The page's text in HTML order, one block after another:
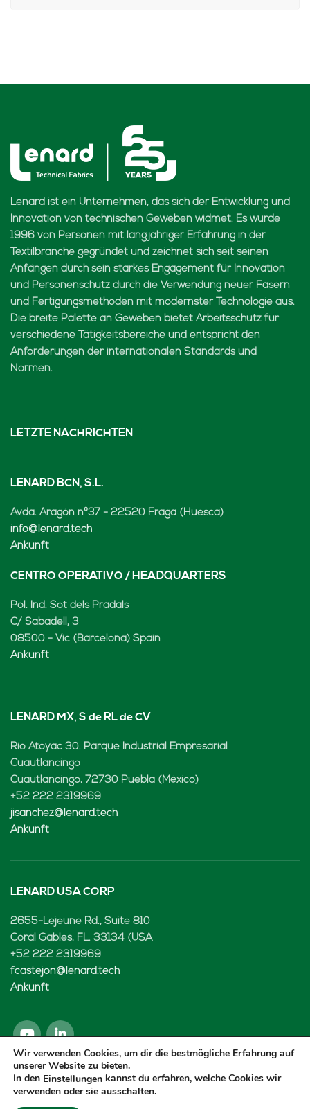
Lenard ist ein Unternehmen, das sich der Entwicklung und
Innovation von technischen Geweben widmet. Es wurde
1996 von Personen mit langjähriger Erfahrung in der
Textilbranche gegründet und zeichnet sich seit seinen
Anfängen durch sein starkes Engagement für Innovation
und Personenschutz durch die Verwendung neuer Fasern
und Fertigungsmethoden mit modernster Technologie aus.
Die breite Palette an Geweben bietet Arbeitsschutz für
verschiedene Tätigkeitsbereiche und entspricht den
Anforderungen der internationalen Standards und
Normen.
LETZTE NACHRICHTEN
LENARD BCN, S.L.
Avda. Aragón nº37 - 22520 Fraga (Huesca)
info@lenard.tech
Ankunft
CENTRO OPERATIVO / HEADQUARTERS
Pol. Ind. Sot dels Pradals
C/ Sabadell, 3
08500 - Vic (Barcelona) Spain
Ankunft
LENARD MX, S de RL de CV
Rio Atoyac 30. Parque Industrial Empresarial
Cuautlancingo
Cuautlancingo, 72730 Puebla (México)
+52 222 2319969
jisanchez@lenard.tech
Ankunft
LENARD USA CORP
2655-Lejeune Rd., Suite 810
Coral Gables, FL. 33134 (USA
+52 222 2319969
fcastejon@lenard.tech
Ankunft
Wir verwenden Cookies, um dir die bestmögliche Erfahrung auf
unserer Website zu bieten.
In den Einstellungen kannst du erfahren, welche Cookies wir
verwenden oder sie ausschalten.